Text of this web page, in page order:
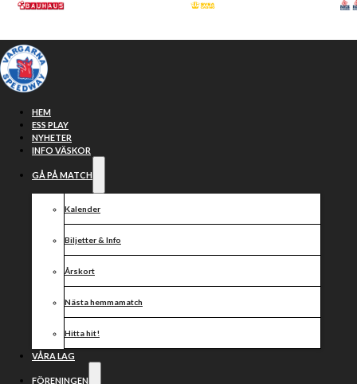
Hoppa till huvudinnehåll
HEM
ESS PLAY
NYHETER
INFO VÄSKOR
GÅ PÅ MATCH
Kalender
Biljetter & Info
Årskort
Nästa hemmamatch
Hitta hit!
VÅRA LAG
FÖRENINGEN
Vargarna tar
emot